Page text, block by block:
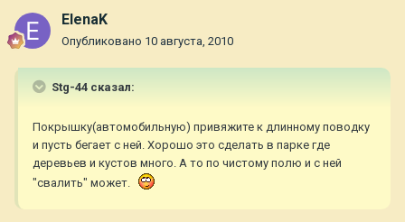
ElenaK
Опубликовано 10 августа, 2010
Stg-44 сказал:
Покрышку(автомобильную) привяжите к длинному поводку
и пусть бегает с ней. Хорошо это сделать в парке где
деревьев и кустов много. А то по чистому полю и с ней
"свалить" может.